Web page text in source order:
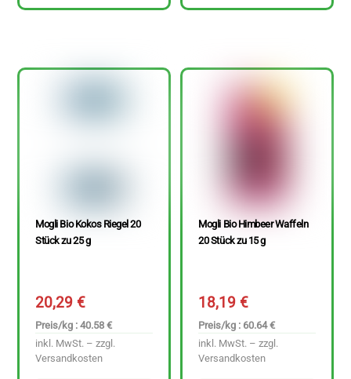
Mogli Bio Kokos Riegel 20
Stück zu 25 g
20,29€
Preis/kg : 40.58 €
inkl. MwSt. – zzgl.
Versandkosten
Mogli Bio Himbeer Waffeln
20 Stück zu 15 g
18,19€
Preis/kg : 60.64 €
inkl. MwSt. – zzgl.
Versandkosten